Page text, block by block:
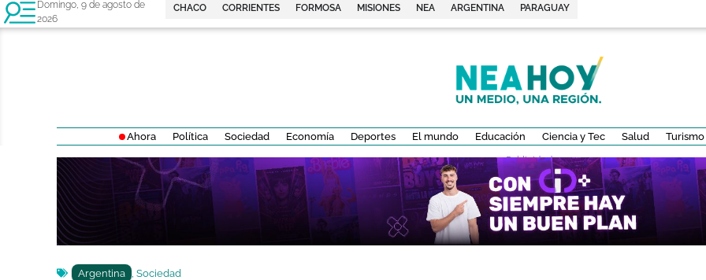
Domingo, 9 de agosto de
2026
CHACO CORRIENTES FORMOSA MISIONES NEA ARGENTINA PARAGUAY
Ahora Política Sociedad Economía Deportes El mundo Educación Ciencia y Tec Salud Turismo
- Publicidad -
Argentina Sociedad